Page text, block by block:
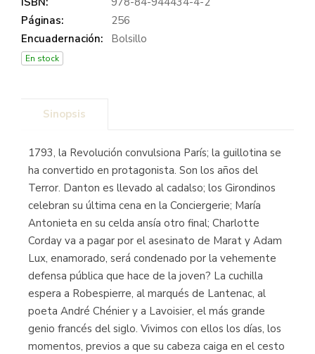
Páginas:
256
Encuadernación:
Bolsillo
En stock
Sinopsis
1793, la Revolución convulsiona París; la guillotina se
ha convertido en protagonista. Son los años del
Terror. Danton es llevado al cadalso; los Girondinos
celebran su última cena en la Conciergerie; María
Antonieta en su celda ansía otro final; Charlotte
Corday va a pagar por el asesinato de Marat y Adam
Lux, enamorado, será condenado por la vehemente
defensa pública que hace de la joven? La cuchilla
espera a Robespierre, al marqués de Lantenac, al
poeta André Chénier y a Lavoisier, el más grande
genio francés del siglo. Vivimos con ellos los días, los
momentos, previos a que su cabeza caiga en el cesto